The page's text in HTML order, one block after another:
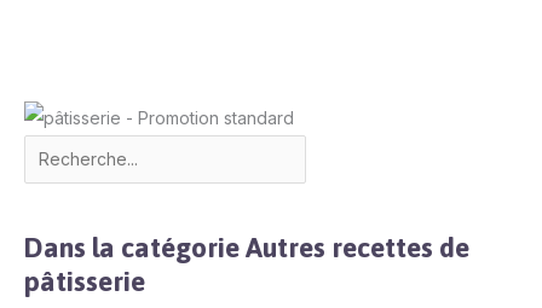
Dans la catégorie Autres recettes de
pâtisserie